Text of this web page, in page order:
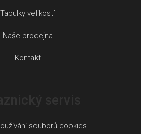
Tabulky velikostí
Naše prodejna
Kontakt
souborů cookies